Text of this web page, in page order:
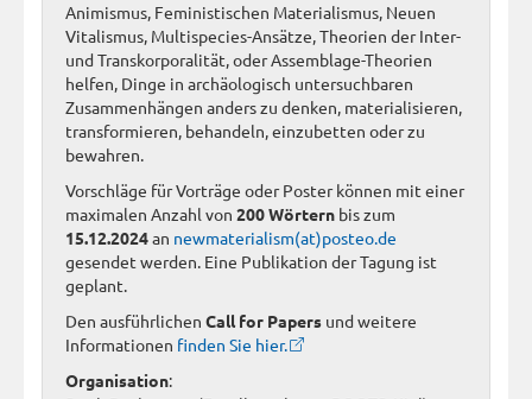
Animismus, Feministischen Materialismus, Neuen
Vitalismus, Multispecies-Ansätze, Theorien der Inter-
und Transkorporalität, oder Assemblage-Theorien
helfen, Dinge in archäologisch untersuchbaren
Zusammenhängen anders zu denken, materialisieren,
transformieren, behandeln, einzubetten oder zu
bewahren.
Vorschläge für Vorträge oder Poster können mit einer
maximalen Anzahl von 200 Wörtern bis zum
15.12.2024an newmaterialism(at)posteo.de
gesendet werden. Eine Publikation der Tagung ist
geplant.
Den ausführlichen Call for Papers und weitere
Informationen finden Sie hier.
Organisation: